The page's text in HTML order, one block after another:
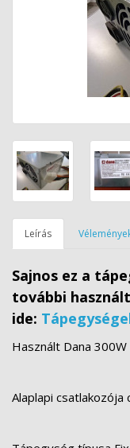
Leírás
Sajnos ez a
további
ide:
Használt Dana
Alaplapi csatlakozója